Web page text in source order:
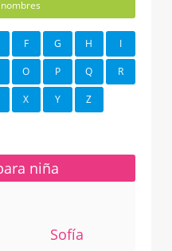
F G H I
O P Q R
X Y Z
niña
Sofía